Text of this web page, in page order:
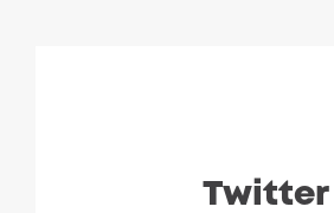
Twitter